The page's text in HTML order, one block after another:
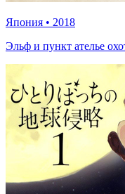
Япония • 2018
Эльф и пункт ателье